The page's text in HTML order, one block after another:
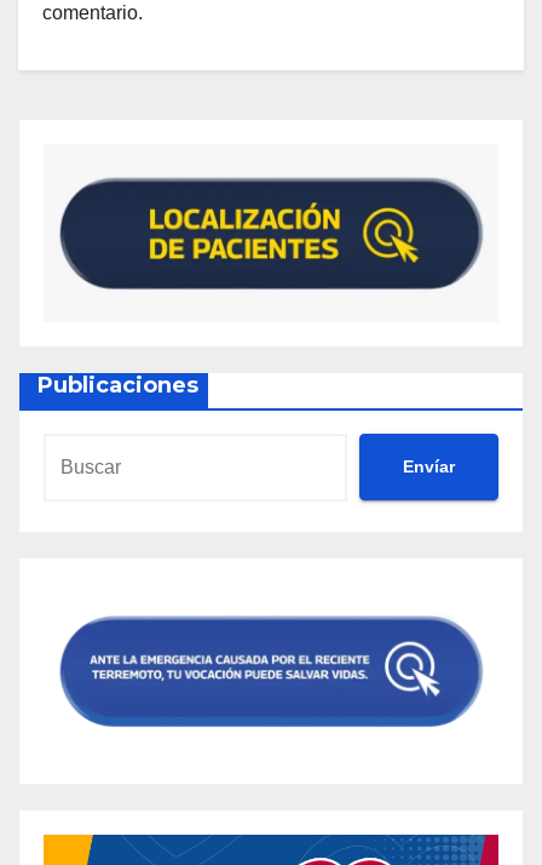
comentario.
Publicaciones
Envíar